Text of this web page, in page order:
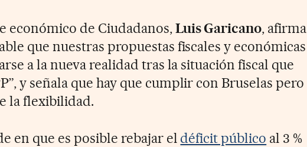
económico de Ciudadanos, Luis Garicano, afirma
que nuestras propuestas fiscales y económicas
a la nueva realidad tras la situación fiscal que
y señala que hay que cumplir con Bruselas pero
la flexibilidad.
en que es posible rebajar el déficit público al 3 %